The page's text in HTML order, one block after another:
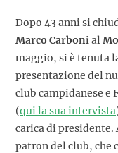
Dopo 43 anni si
Marco Carbonial
maggio, si è tenuta
presentazione del
club campidanese
(qui la sua intervista
carica di
patron del club, che